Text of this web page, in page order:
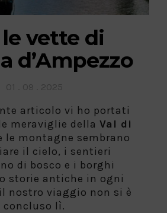
le vette di
d’Ampezzo
articolo vi ho portati
meraviglie della Val di
le montagne sembrano
il cielo, i sentieri
di bosco e i borghi
storie antiche in ogni
nostro viaggio non si è
concluso lì.